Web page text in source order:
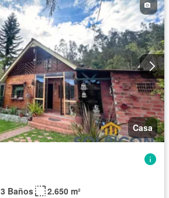
Casa
3 Baños
2.650 m²